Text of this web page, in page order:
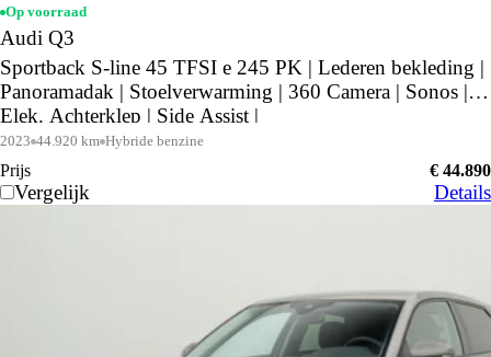
Op voorraad
Audi Q3
Sportback S-line 45 TFSI e 245 PK | Lederen bekleding |
Panoramadak | Stoelverwarming | 360 Camera | Sonos |
Elek. Achterklep | Side Assist |
2023 44.920 km Hybride benzine
Prijs € 44.890
Vergelijk Details